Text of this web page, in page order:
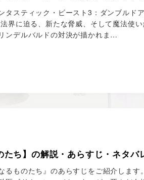
タスティック・ビースト3：ダンブルド
界に迫る、新たな脅威、そして魔法使
ンデルバルドの対決が描かれま…
たち】の解説・あらすじ・ネタ
るものたち』のあらすじをご紹介しま